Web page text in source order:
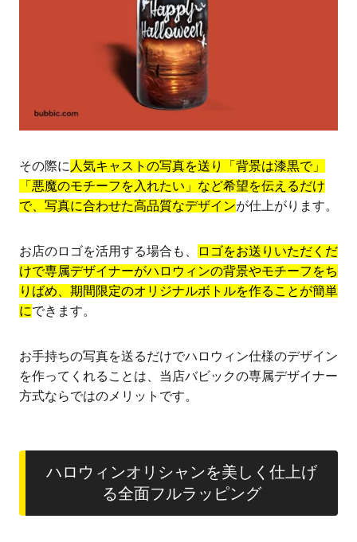
その際に 人気キャストの写真を送り「背景は漆黒で」
「悪魔のモチーフを入れたい」など希望を伝えるだけ
で、写真に合わせた高品質なデザインが仕上がります。
お店のロゴを活用する場合も、
ロゴをお送りいただくだ
けで専属デザイナーがハロウィンの背景やモチーフをち
りばめ、期間限定のオリジナルボトルを作ることが簡単
にできます。
お手持ちの写真を送るだけでハロウィン仕様のデザイン
を作ってくれることは、当店バビックの専属デザイナー
方式ならではのメリットです。
ハロウィンオリシャンを美しく仕上げ
る全面フルラッピング